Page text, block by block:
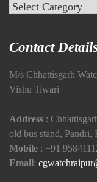
Categories
Contact
M/s Chhattisgarh
Vishu Tiwari
Address :
old bus stand, Pandri,
Mobile : +91
Email: